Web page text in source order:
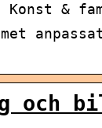
Konst &